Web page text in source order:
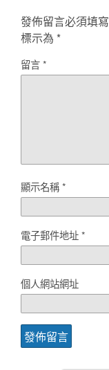
發佈留言必須填
標示為 *
留言*
顯示名稱*
電子郵件地址*
個人網站網址